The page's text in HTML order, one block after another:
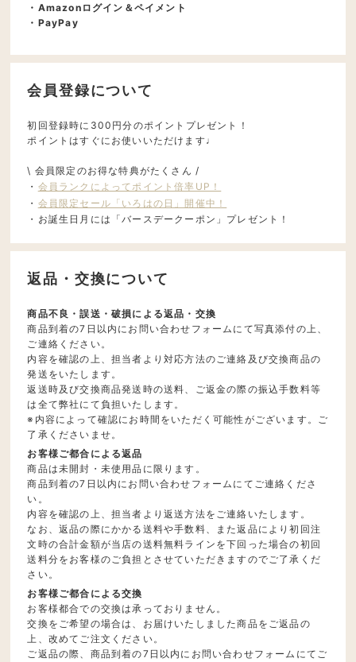
・Amazonログイン＆ペイメント
・PayPay
会員登録について
初回登録時に300円分のポイントプレゼント！
ポイントはすぐにお使いいただけます♩
\ 会員限定のお得な特典がたくさん /
・ 会員ランクによってポイント倍率UP！
・ 会員限定セール「いろはの日」開催中！
・お誕生日月には「バースデークーポン」プレゼント！
返品・交換について
商品不良・誤送・破損による返品・交換
商品到着の7日以内にお問い合わせフォームにて写真添付の上、
ご連絡ください。
内容を確認の上、担当者より対応方法のご連絡及び交換商品の
発送をいたします。
返送時及び交換商品発送時の送料、ご返金の際の振込手数料等
は全て弊社にて負担いたします。
※内容によって確認にお時間をいただく可能性がございます。ご
了承くださいませ。
お客様ご都合による返品
商品は未開封・未使用品に限ります。
商品到着の7日以内にお問い合わせフォームにてご連絡くださ
い。
内容を確認の上、担当者より返送方法をご連絡いたします。
なお、返品の際にかかる送料や手数料、また返品により初回注
文時の合計金額が当店の送料無料ラインを下回った場合の初回
送料分をお客様のご負担とさせていただきますのでご了承くだ
さい。
お客様ご都合による交換
お客様都合での交換は承っておりません。
交換をご希望の場合は、お届けいたしました商品をご返品の
上、改めてご注文ください。
ご返品の際、商品到着の7日以内にお問い合わせフォームにてご